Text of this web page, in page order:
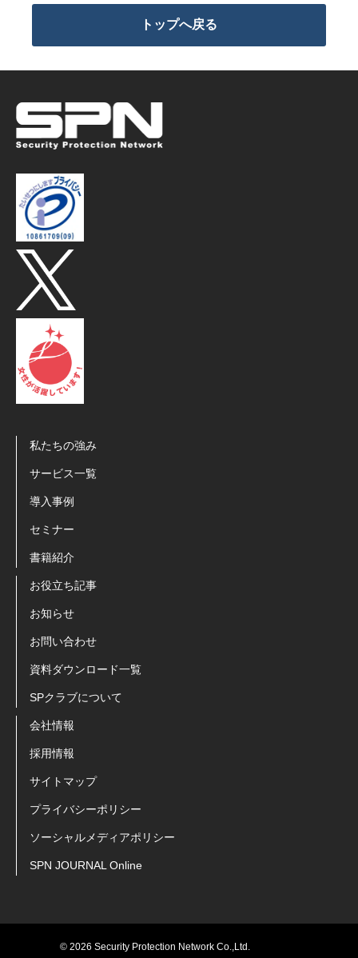
トップへ戻る
私たちの強み
サービス一覧
導入事例
セミナー
書籍紹介
お役立ち記事
お知らせ
お問い合わせ
資料ダウンロード一覧
SPクラブについて
会社情報
採用情報
サイトマップ
プライバシーポリシー
ソーシャルメディアポリシー
SPN JOURNAL Online
© 2026 Security Protection Network Co.,Ltd.